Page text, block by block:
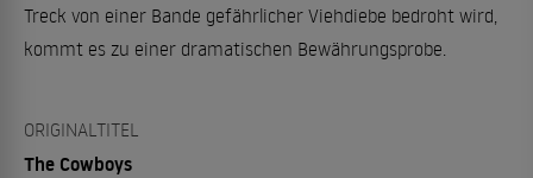
Treck von einer Bande gefährlicher Viehdiebe bedroht wird,
kommt es zu einer dramatischen Bewährungsprobe.
ORIGINALTITEL
The Cowboys